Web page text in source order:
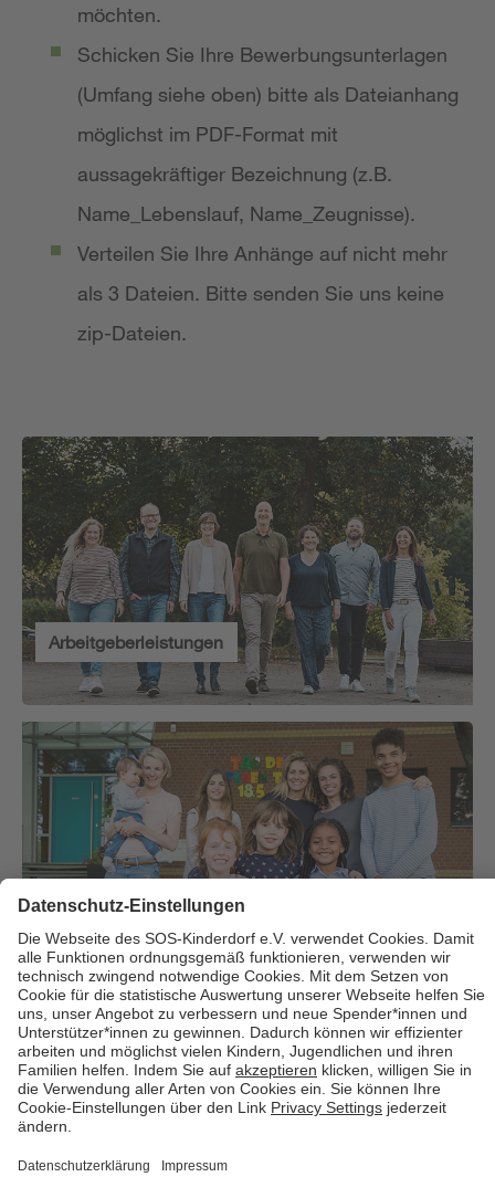
möchten.
Schicken Sie Ihre Bewerbungsunterlagen
(Umfang siehe oben) bitte als Dateianhang
möglichst im PDF-Format mit
aussagekräftiger Bezeichnung (z.B.
Name_Lebenslauf, Name_Zeugnisse).
Verteilen Sie Ihre Anhänge auf nicht mehr
als 3 Dateien. Bitte senden Sie uns keine
zip-Dateien.
Arbeitgeberleistungen